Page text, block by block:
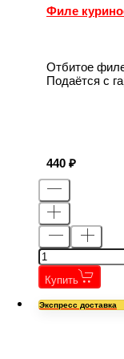
Филе
Отбитое
Подаётся с
440
Купить
Экспресс доставка